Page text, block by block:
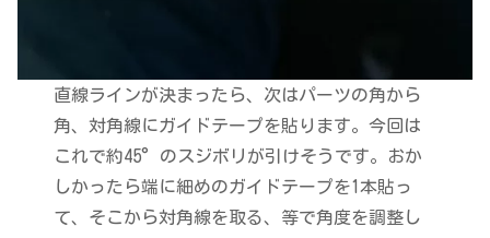
直線ラインが決まったら、次はパーツの角から
角、対角線にガイドテープを貼ります。今回は
これで約45°のスジボリが引けそうです。おか
しかったら端に細めのガイドテープを1本貼っ
て、そこから対角線を取る、等で角度を調整し